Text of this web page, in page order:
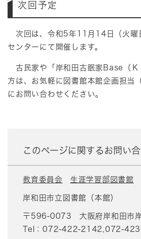
次回予定
次回は、令和5年11月14日（火曜
センターにて開催します。
古民家や「岸和田古眠家Base（Ｋ
方は、お気軽に図書館本館企画担
にお問い合わせください。
このページに関するお問い
教育委員会 生涯学習部図書館
岸和田市立図書館（本館）
〒596-0073
大阪府岸和田市
Tel：072-422-2142,072-